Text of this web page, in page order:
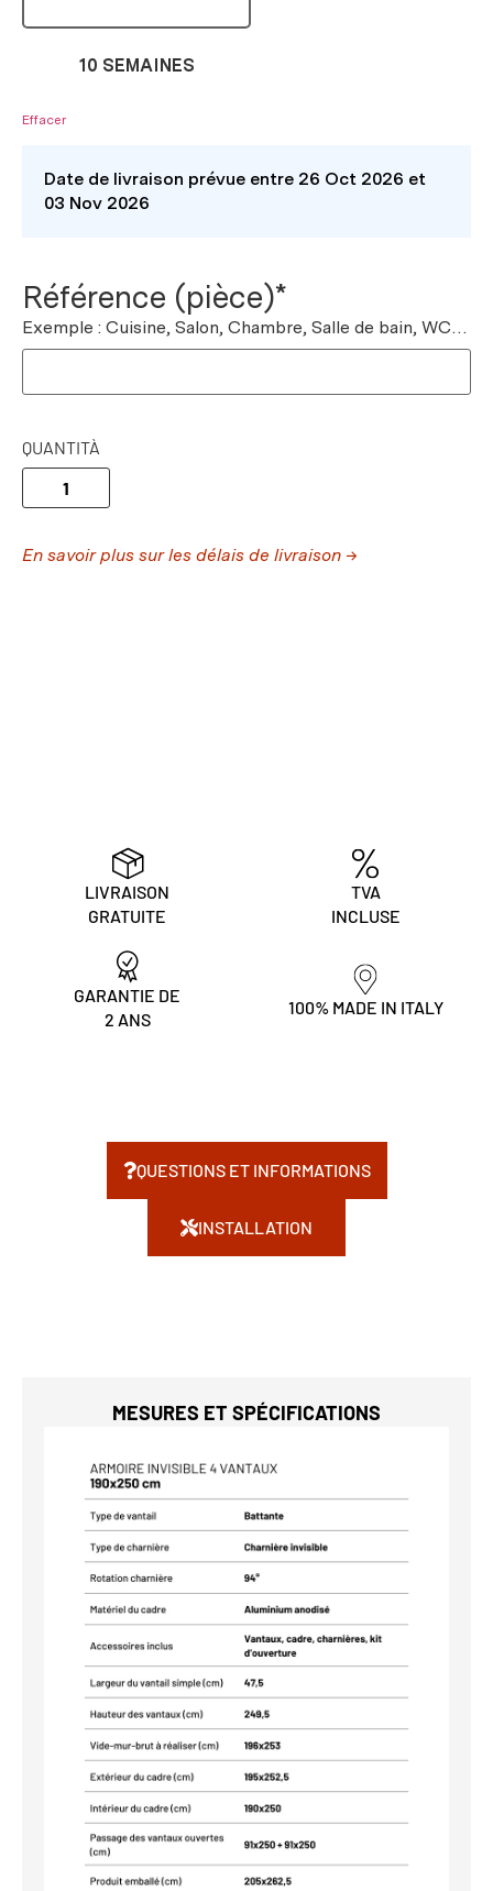
10 SEMAINES
Effacer
Date de livraison prévue entre 26 Oct 2026 et
03 Nov 2026
Référence (pièce)*
Exemple : Cuisine, Salon, Chambre, Salle de bain, WC…
QUANTITÀ
En savoir plus sur les délais de livraison →
LIVRAISON
GRATUITE
TVA
INCLUSE
GARANTIE DE
2 ANS
100% MADE IN ITALY
QUESTIONS ET INFORMATIONS
INSTALLATION
MESURES ET SPÉCIFICATIONS